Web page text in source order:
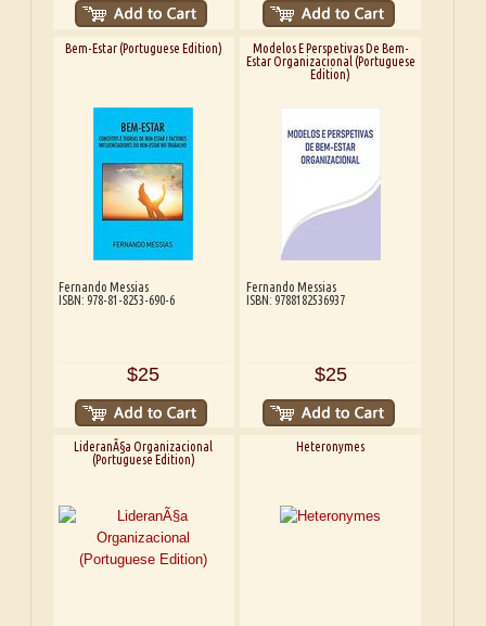
Bem-Estar (Portuguese Edition)
Fernando Messias
ISBN: 978-81-8253-690-6
$25
Modelos E Perspetivas De Bem-
Estar Organizacional (Portuguese
Edition)
Fernando Messias
ISBN: 9788182536937
$25
LideranÃ§a Organizacional
(Portuguese Edition)
Heteronymes